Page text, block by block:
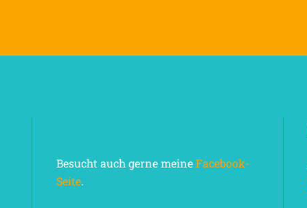
Besucht auch gerne meineFacebook-
Seite.